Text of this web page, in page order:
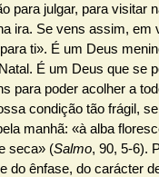
para julgar, para visitar
ira. Se vens assim, em
ti». É um Deus
É um Deus que se
para poder acolher a
condição tão frágil,
manhã: «à alba
seca» (Salmo, 90, 5-6).
do ênfase, do carácter